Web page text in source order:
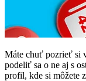
Máte chuť pozrieť si
podeliť sa o ne aj s
profil, kde si môžete